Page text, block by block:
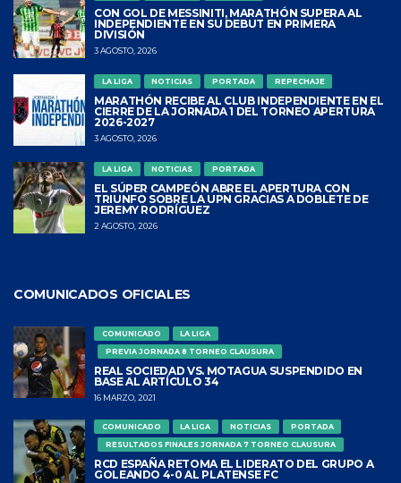
CON GOL DE MESSINITI, MARATHÓN SUPERA AL
INDEPENDIENTE EN SU DEBUT EN PRIMERA
DIVISIÓN
3 AGOSTO, 2026
LA LIGA NOTICIAS PORTADA REPECHAJE
MARATHÓN RECIBE AL CLUB INDEPENDIENTE EN EL
CIERRE DE LA JORNADA 1 DEL TORNEO APERTURA
2026-2027
3 AGOSTO, 2026
LA LIGA NOTICIAS PORTADA
EL SÚPER CAMPEÓN ABRE EL APERTURA CON
TRIUNFO SOBRE LA UPN GRACIAS A DOBLETE DE
JEREMY RODRÍGUEZ
2 AGOSTO, 2026
COMUNICADOS OFICIALES
COMUNICADO
LA LIGA
PREVIA JORNADA 8 TORNEO CLAUSURA
REAL SOCIEDAD VS. MOTAGUA SUSPENDIDO EN
BASE AL ARTÍCULO 34
16 MARZO, 2021
COMUNICADO LA LIGA NOTICIAS
PORTADA
RESULTADOS FINALES JORNADA 7 TORNEO CLAUSURA
RCD ESPAÑA RETOMA EL LIDERATO DEL GRUPO A
GOLEANDO 4-0 AL PLATENSE FC